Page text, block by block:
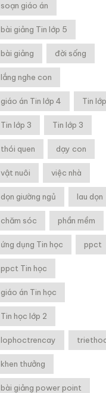
soạn giáo án
bài giảng Tin lớp 5
bài giảng đời sống
lắng nghe con
giáo án Tin lớp 4 Tin
Tin lớp 3 Tin lớp 3
thói quen dạy con
vật nuôi việc nhà
dọn giường ngủ lau dọn
chăm sóc phần mềm
ứng dụng Tin học ppct
ppct Tin học
giáo án Tin học
Tin học lớp 2
lophoctrencay
khen thưởng
bài giảng power point